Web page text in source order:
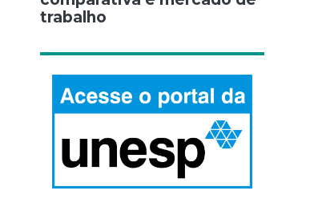
trabalho